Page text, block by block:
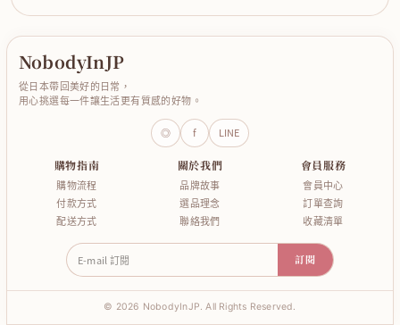
NobodyInJP
從日本帶回美好的日常，
用心挑選每一件讓生活更有質感的好物。
◎ f LINE
購物指南
購物流程
付款方式
配送方式
關於我們
品牌故事
選品理念
聯絡我們
會員服務
會員中心
訂單查詢
收藏清單
E-mail 訂閱 訂閱
© 2026 NobodyInJP. All Rights Reserved.